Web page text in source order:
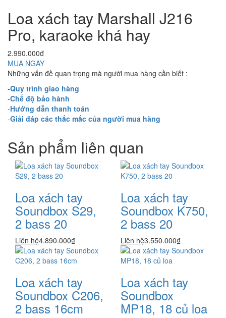
Loa xách tay Marshall J216
Pro, karaoke khá hay
2.990.000đ
MUA NGAY
Những vấn đề quan trọng mà người mua hàng cần biết :
-Quy trình giao hàng
-Chế độ bảo hành
-Hướng dẫn thanh toán
-Giải đáp các thắc mắc của người mua hàng
Sản phẩm liên quan
Loa xách tay
Soundbox S29,
2 bass 20
Liên hệ4.890.000₫
Loa xách tay
Soundbox K750,
2 bass 20
Liên hệ3.550.000₫
Loa xách tay
Soundbox C206,
2 bass 16cm
Loa xách tay
Soundbox
MP18, 18 củ loa